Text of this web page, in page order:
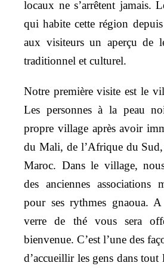
locaux ne s’arrêtent jamais.
qui habite cette région
aux visiteurs un aperçu de
traditionnel et culturel.
Notre première visite est le
Les personnes à la peau
propre village après avoir
du Mali, de l’Afrique du
Maroc. Dans le village,
des anciennes associations
pour ses rythmes gnaoua.
verre de thé vous sera
bienvenue. C’est l’une des
d’accueillir les gens dans tout